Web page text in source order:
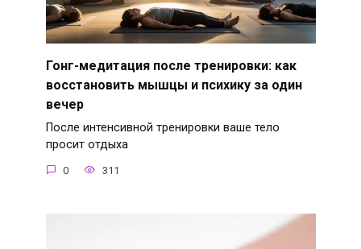
Гонг-медитация после тренировки: как
восстановить мышцы и психику за один
вечер
После интенсивной тренировки ваше тело
просит отдыха
0 311